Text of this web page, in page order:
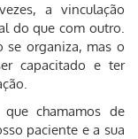
a vinculação
do que com outro.
se organiza, mas o
capacitado e ter
chamamos de
paciente e a sua